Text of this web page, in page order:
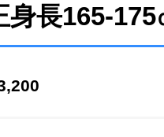
長165‐175